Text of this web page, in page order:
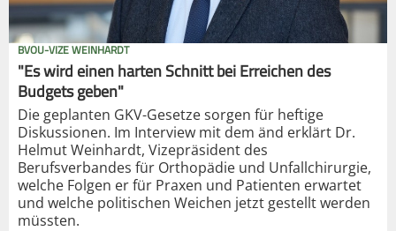
BVOU-VIZE WEINHARDT
"Es wird einen harten Schnitt bei Erreichen des
Budgets geben"
Die geplanten GKV-Gesetze sorgen für heftige
Diskussionen. Im Interview mit dem änd erklärt Dr.
Helmut Weinhardt, Vizepräsident des
Berufsverbandes für Orthopädie und Unfallchirurgie,
welche Folgen er für Praxen und Patienten erwartet
und welche politischen Weichen jetzt gestellt werden
müssten.